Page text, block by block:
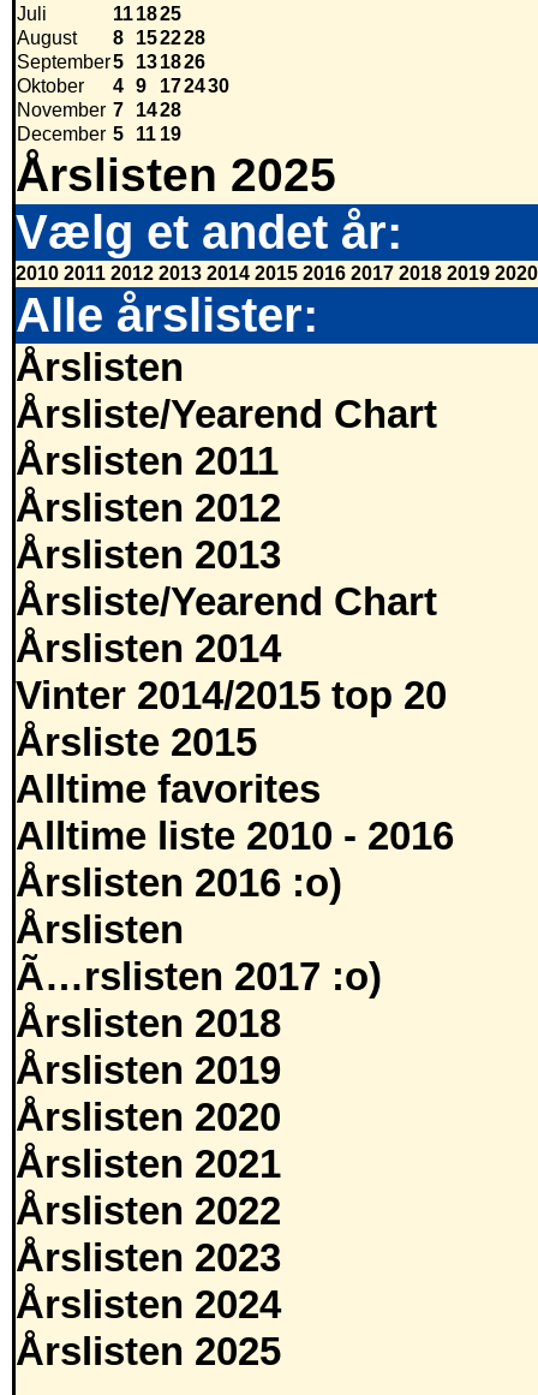
Juli 111825
August
8 152228
September5 131826
Oktober
4 9 172430
November 7 1428
December 5 11 19
Årslisten 2025
Vælg et andet år:
2010 2011 2012 2013 2014 2015 2016 2017 2018 2019 2020
Alle årslister:
Årslisten
Årsliste/Yearend Chart
Årslisten 2011
Årslisten 2012
Årslisten 2013
Årsliste/Yearend Chart
Årslisten 2014
Vinter 2014/2015 top 20
Årsliste 2015
Alltime favorites
Alltime liste 2010 - 2016
Årslisten 2016 :o)
Årslisten
Ã…rslisten 2017 :o)
Årslisten 2018
Årslisten 2019
Årslisten 2020
Årslisten 2021
Årslisten 2022
Årslisten 2023
Årslisten 2024
Årslisten 2025